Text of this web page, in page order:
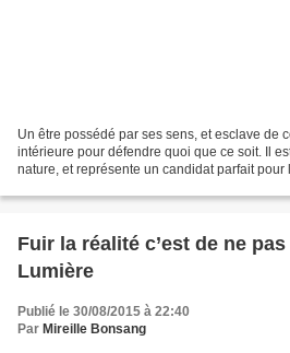
Un être possédé par ses sens, et esclave de
intérieure pour défendre quoi que ce soit. Il
nature, et représente un candidat parfait pour
Fuir la réalité c’est de ne
Lumière
Publié le 30/08/2015 à 22:40
Par Mireille Bonsang